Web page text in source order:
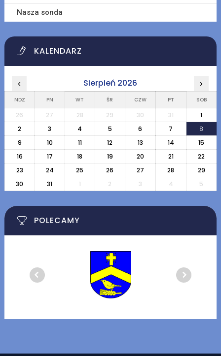
Nasza sonda
KALENDARZ
‹ Sierpień 2026 ›
NDZ PN WT ŚR CZW PT SOB
26 27 28 29 30 31
1
2
3 4 5 6 7
8
9
10 11 12 13 14
15
16
17 18 19 20 21
22
23
24 25 26 27 28
29
30
31 1 2 3 4 5
POLECAMY